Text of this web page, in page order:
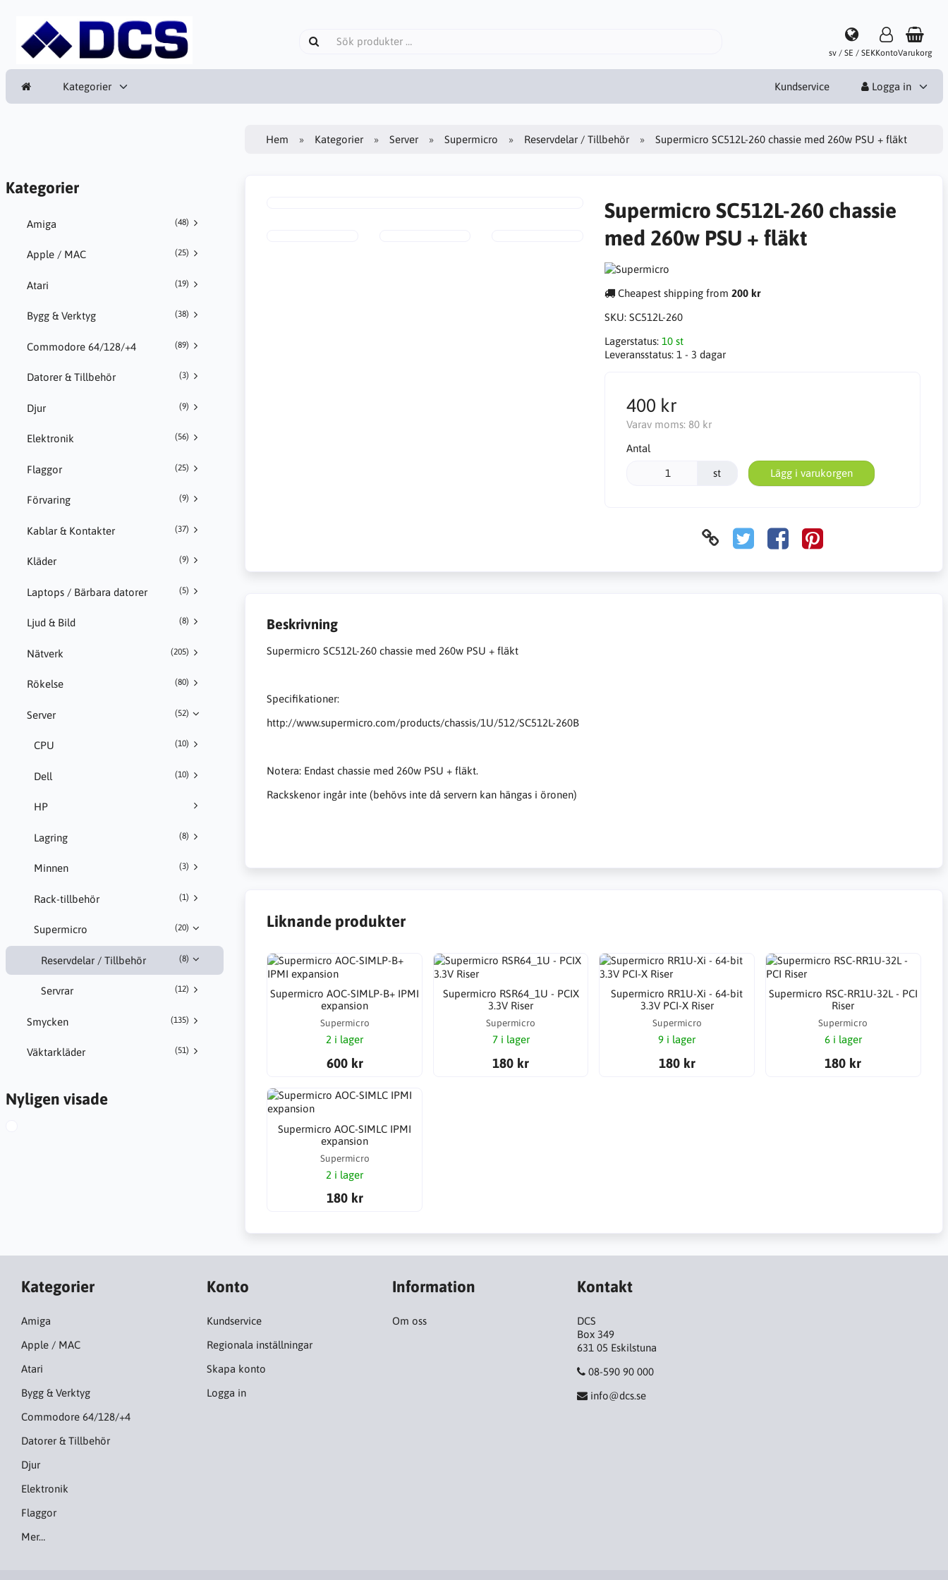
sv / SE / SEKKontoVarukorg
Kategorier Kundservice Logga in
Kategorier
Amiga (48)
Apple / MAC (25)
Atari (19)
Bygg & Verktyg (38)
Commodore 64/128/+4 (89)
Datorer & Tillbehör (3)
Djur (9)
Elektronik (56)
Flaggor (25)
Förvaring (9)
Kablar & Kontakter (37)
Kläder (9)
Laptops / Bärbara datorer (5)
Ljud & Bild (8)
Nätverk (205)
Rökelse (80)
Server (52)
CPU (10)
Dell (10)
HP
Lagring (8)
Minnen (3)
Rack-tillbehör (1)
Supermicro (20)
Reservdelar / Tillbehör (8)
Servrar (12)
Smycken (135)
Väktarkläder (51)
Nyligen visade
Hem Kategorier Server Supermicro Reservdelar / Tillbehör Supermicro SC512L-260 chassie med 260w PSU + fläkt
Supermicro SC512L-260 chassie
med 260w PSU + fläkt
Cheapest shipping from 200 kr
SKU: SC512L-260
Lagerstatus: 10 st
Leveransstatus: 1 - 3 dagar
400 kr
Varav moms: 80 kr
Antal
st Lägg i varukorgen
Beskrivning
Supermicro SC512L-260 chassie med 260w PSU + fläkt
Specifikationer:
http://www.supermicro.com/products/chassis/1U/512/SC512L-260B
Notera: Endast chassie med 260w PSU + fläkt.
Rackskenor ingår inte (behövs inte då servern kan hängas i öronen)
Liknande produkter
Supermicro AOC-SIMLP-B+ IPMI
expansion
Supermicro
2 i lager
600 kr
Supermicro RSR64_1U - PCIX
3.3V Riser
Supermicro
7 i lager
180 kr
Supermicro RR1U-Xi - 64-bit
3.3V PCI-X Riser
Supermicro
9 i lager
180 kr
Supermicro RSC-RR1U-32L - PCI
Riser
Supermicro
6 i lager
180 kr
Supermicro AOC-SIMLC IPMI
expansion
Supermicro
2 i lager
180 kr
Kategorier
Amiga
Apple / MAC
Atari
Bygg & Verktyg
Commodore 64/128/+4
Datorer & Tillbehör
Djur
Elektronik
Flaggor
Mer…
Konto
Kundservice
Regionala inställningar
Skapa konto
Logga in
Information
Om oss
Kontakt
DCS
Box 349
631 05 Eskilstuna
08-590 90 000
info@dcs.se